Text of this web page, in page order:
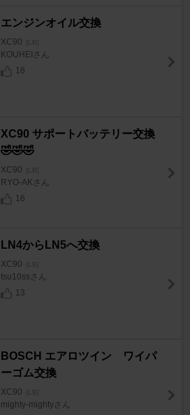
エンジンオイル交換
XC90 [LB]
KOUHEIさん
16
XC90 サポートバッテリー交換
🤣🤣🤣
XC90 [LB]
RYO-AKさん
16
LN4からLN5へ交換
XC90 [LB]
tsu10ssさん
13
BOSCH エアロツイン ワイパ
ーゴム交換
XC90 [LB]
mighty-mightyさん